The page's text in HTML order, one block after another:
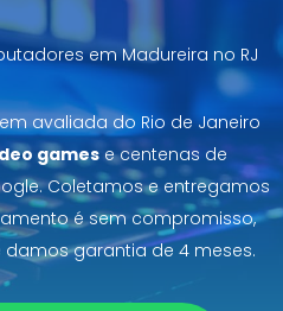
em Madureira no RJ
avaliada do Rio de Janeiro
games e centenas de
Coletamos e entregamos
é sem compromisso,
garantia de 4 meses.